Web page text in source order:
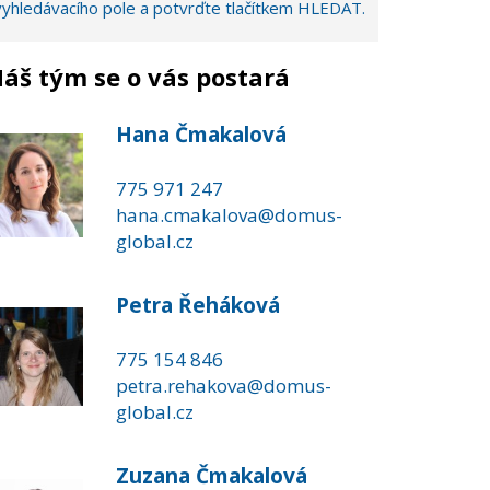
pole a potvrďte tlačítkem HLEDAT.
tým se o vás postará
Hana Čmakalová
775 971 247
hana.cmakalova@domus-
global.cz
Petra Řeháková
775 154 846
petra.rehakova@domus-
global.cz
Zuzana Čmakalová